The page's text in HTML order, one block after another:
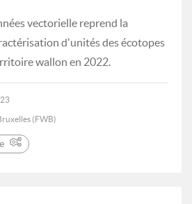
vectorielle reprend la
d'unités des écotopes
wallon en 2022.
(FWB)